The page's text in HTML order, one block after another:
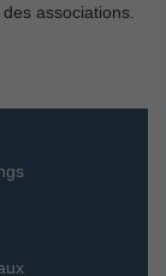
associations.